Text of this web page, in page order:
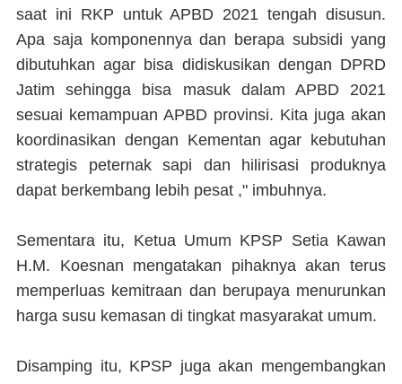
saat ini RKP untuk APBD 2021 tengah disusun.
Apa saja komponennya dan berapa subsidi yang
dibutuhkan agar bisa didiskusikan dengan DPRD
Jatim sehingga bisa masuk dalam APBD 2021
sesuai kemampuan APBD provinsi. Kita juga akan
koordinasikan dengan Kementan agar kebutuhan
strategis peternak sapi dan hilirisasi produknya
dapat berkembang lebih pesat ," imbuhnya.
Sementara itu, Ketua Umum KPSP Setia Kawan
H.M. Koesnan mengatakan pihaknya akan terus
memperluas kemitraan dan berupaya menurunkan
harga susu kemasan di tingkat masyarakat umum.
Disamping itu, KPSP juga akan mengembangkan